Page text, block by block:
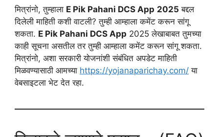
मित्रांनो, तुम्हाला E Pik Pahani DCS App 2025 बद्दल
दिलेली माहिती कशी वाटली? तुम्ही आम्हाला कमेंट करून सांगू
शकता. E Pik Pahani DCS App 2025 लेखाबाबत तुमच्या
काही सूचना असतील तर तुम्ही आम्हाला कमेंट करून सांगू शकता.
मित्रांनो, अशा सरकारी योजनांशी संबंधित अपडेट माहिती
मिळवण्यासाठी आमच्या https://yojanaparichay.com/ या
वेबसाइटला भेट देत रहा.